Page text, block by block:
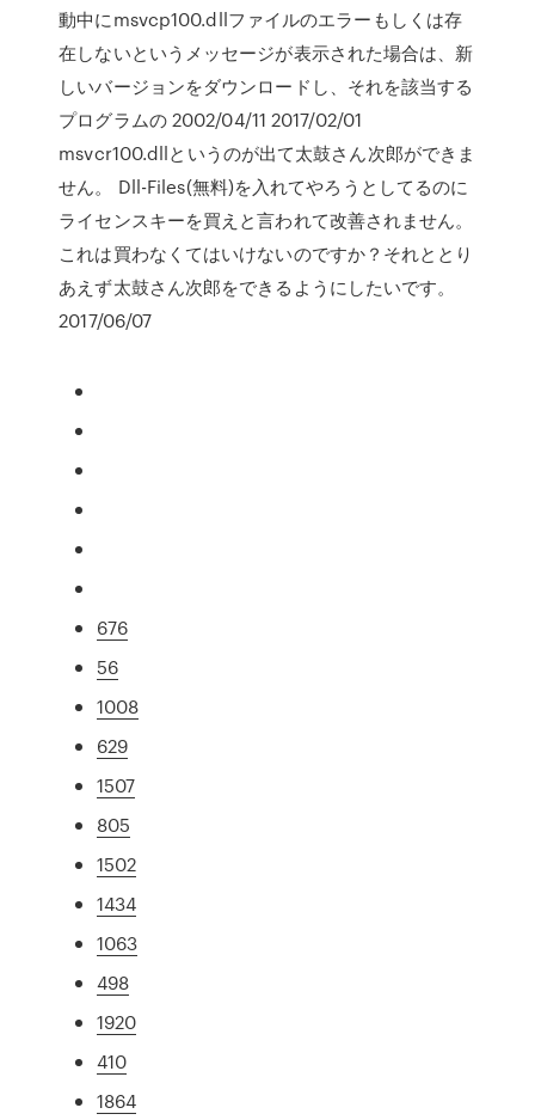
動中にmsvcp100.dllファイルのエラーもしくは存
在しないというメッセージが表示された場合は、新
しいバージョンをダウンロードし、それを該当する
プログラムの 2002/04/11 2017/02/01
msvcr100.dllというのが出て太鼓さん次郎ができま
せん。 Dll-Files(無料)を入れてやろうとしてるのに
ライセンスキーを買えと言われて改善されません。
これは買わなくてはいけないのですか？それととり
あえず太鼓さん次郎をできるようにしたいです。
2017/06/07
676
56
1008
629
1507
805
1502
1434
1063
498
1920
410
1864